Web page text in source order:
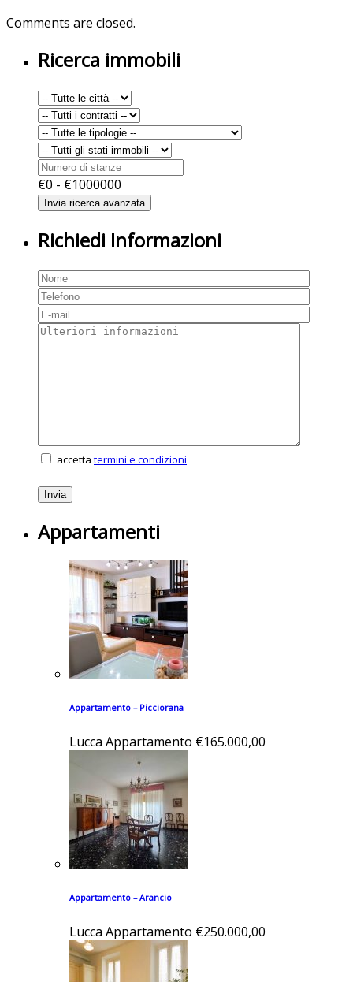
Comments are closed.
Ricerca immobili
€0 - €1000000
Richiedi Informazioni
accetta termini e condizioni
Appartamenti
Appartamento – Picciorana
Lucca Appartamento €165.000,00
Appartamento – Arancio
Lucca Appartamento €250.000,00